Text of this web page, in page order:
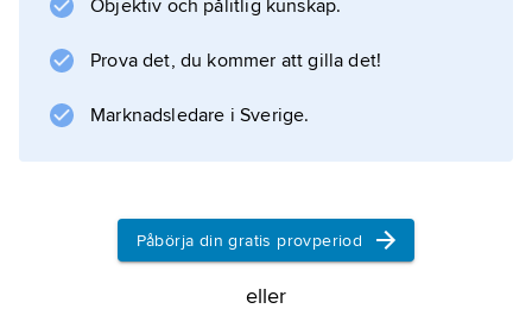
O. circumciʹncta
orsakar infektionssjukdomen
ostertagios
Information om artikeln
Objektiv och pålitlig kunskap.
Prova det, du kommer att gilla det!
Marknadsledare i Sverige.
Påbörja din gratis provperiod
eller